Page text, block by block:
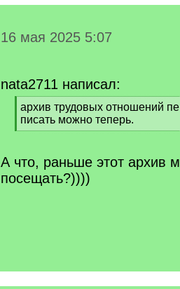
16 мая 2025 5:07
nata2711 написал:
[
q
]
архив трудовых отношений
писать можно теперь.
[
q
А что, раньше этот архив
посещать?))))